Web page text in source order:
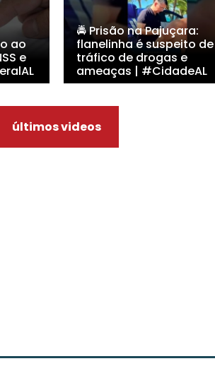
ao
e
🚔 Prisão na Pajuçara:
flanelinha é suspeito de
tráfico de drogas e
ameaças | #CidadeAL
últimos videos